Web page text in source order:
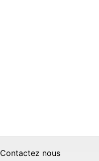
Contactez nous